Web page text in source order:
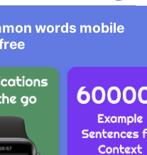
words mobile